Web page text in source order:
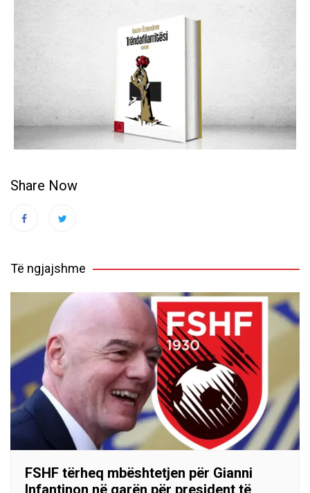
Share Now
Të ngjajshme
FSHF tërheq mbështetjen për Gianni
Infantinon në garën për president të